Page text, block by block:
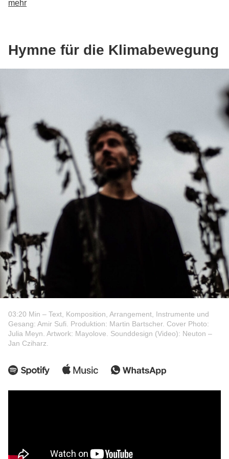
mehr
Hymne für die Klimabewegung
03:20 Min – Text, Komposition, Arrangement, Instrumente und
Gesang: Amir Sufi. Produktion: Martin Bartscher. Cover Photo:
Julia Meyn. Artwork: Mayolove. Sounddesign (Video): Neuton –
Jan Cziharz.